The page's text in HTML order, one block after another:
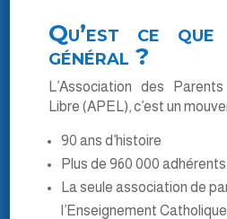
Qu’est ce
général ?
L’Association des
Libre (APEL), c’est un
90 ans d’histoire
Plus de 960 000 adhérents
La seule association de
l’Enseignement Catholique